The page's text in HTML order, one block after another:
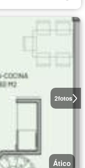
2fotos
Ático